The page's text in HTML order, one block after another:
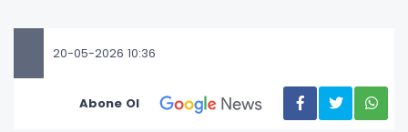
20-05-2026 10:36
Abone Ol